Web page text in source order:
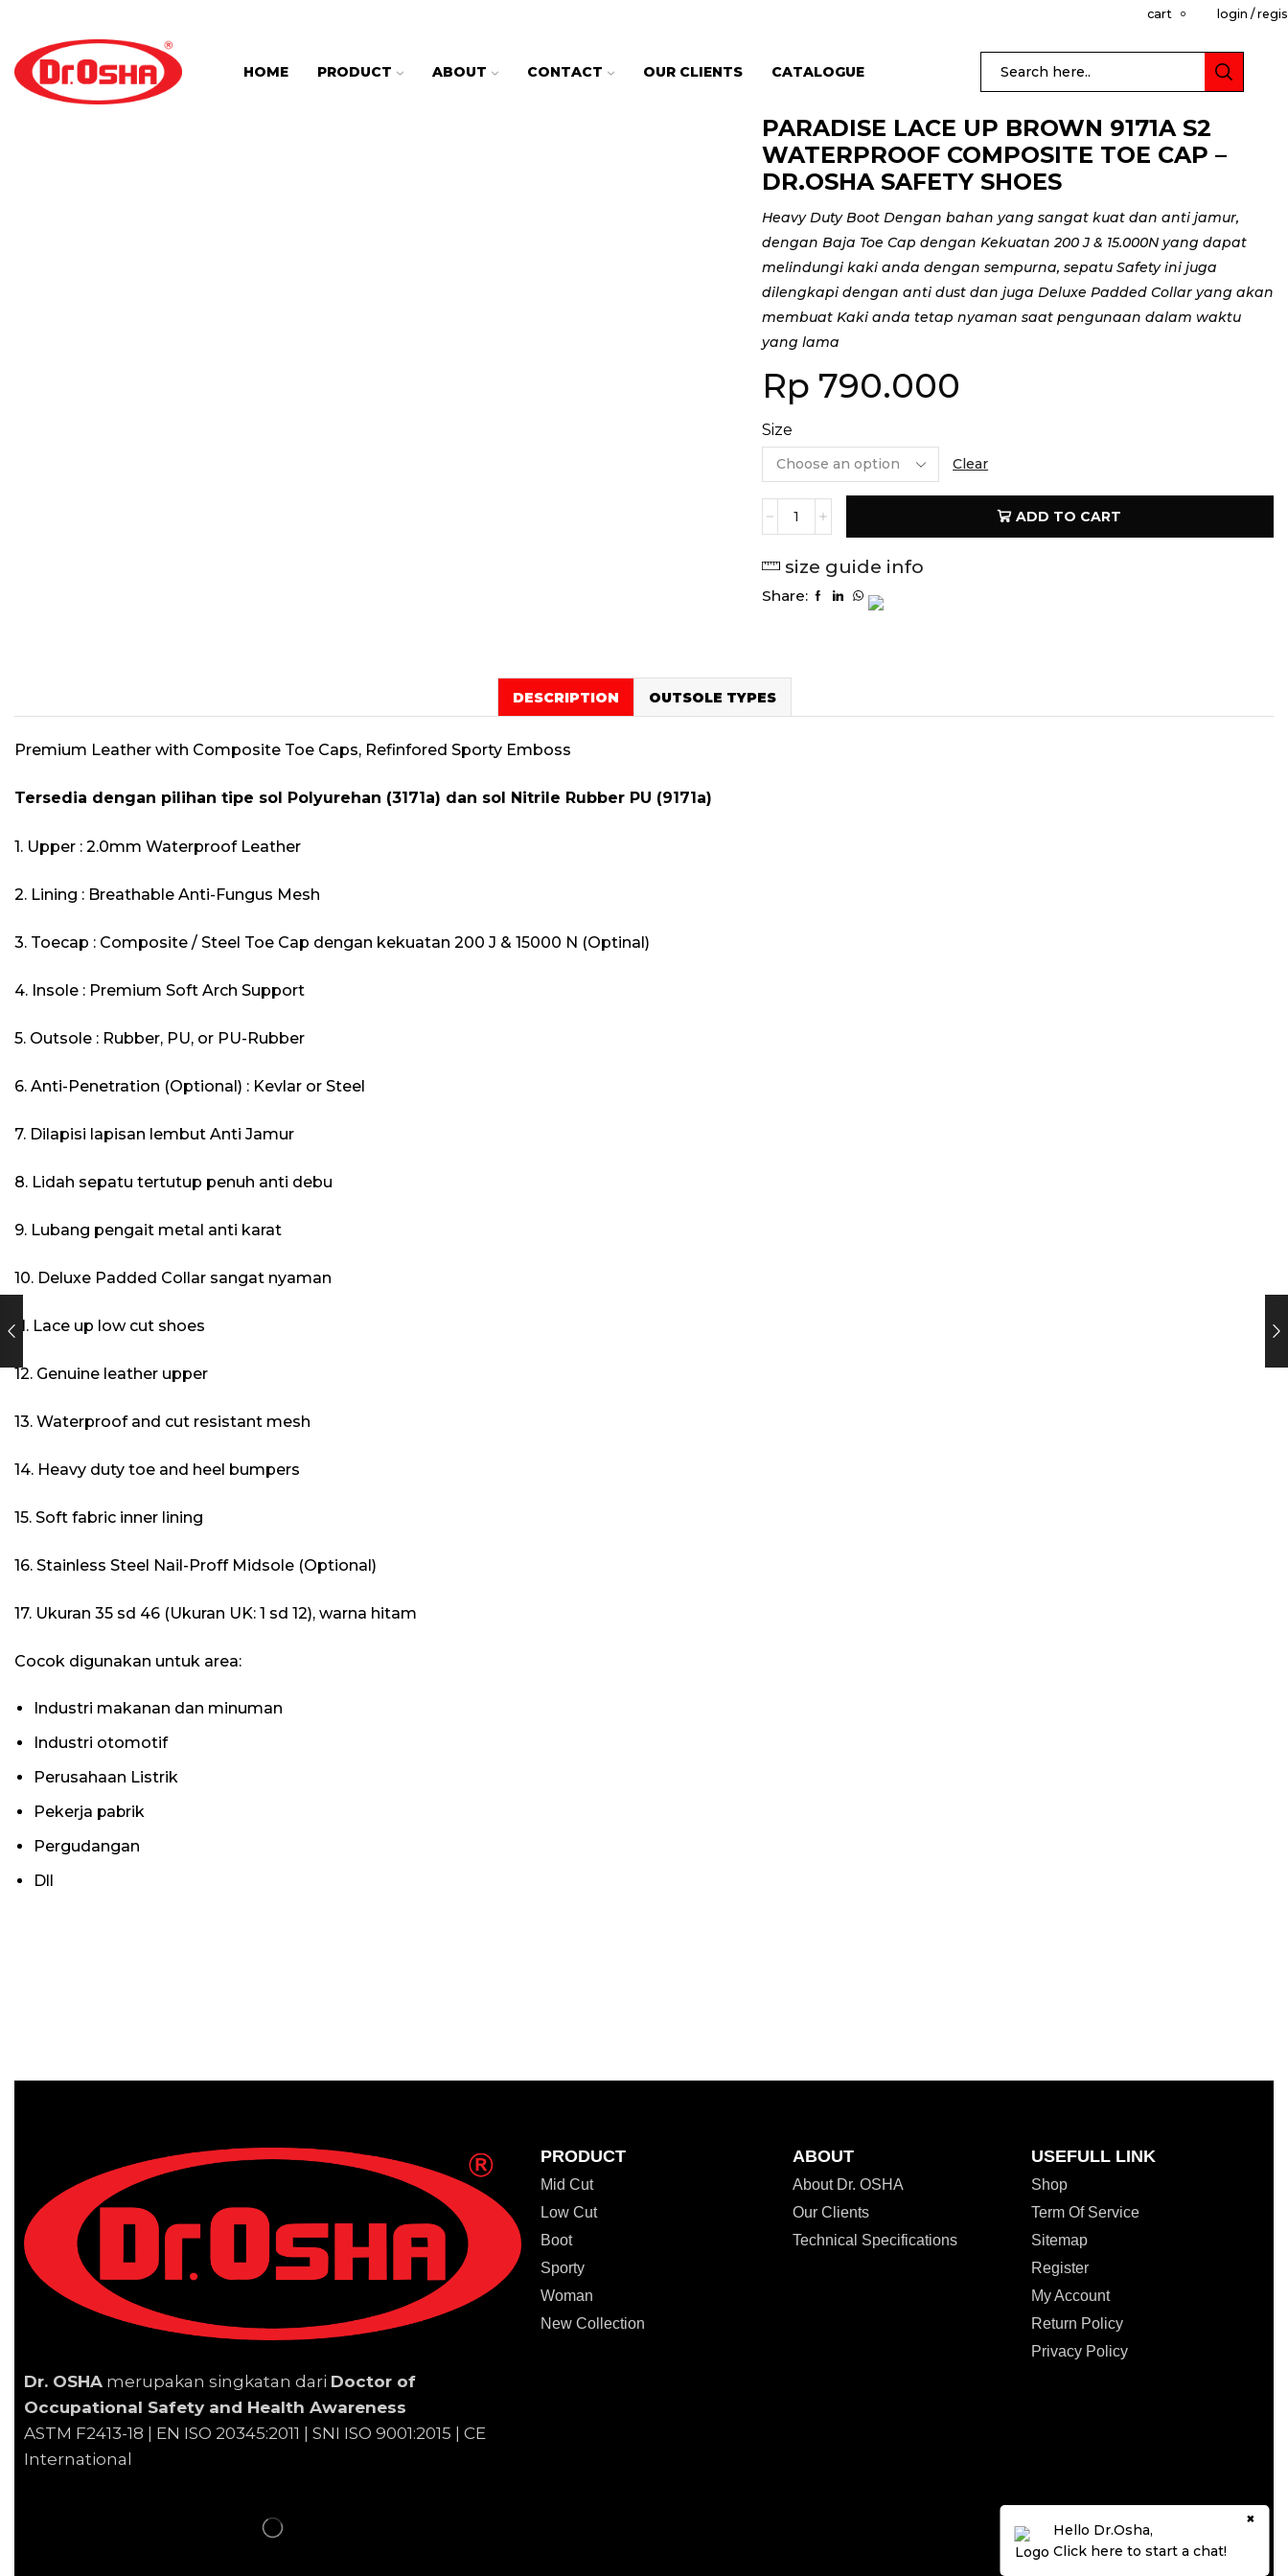
cart 0 login /
HOME PRODUCT ABOUT CONTACT OUR CLIENTS CATALOGUE
PARADISE LACE UP BROWN 9171A S2
WATERPROOF COMPOSITE TOE CAP –
DR.OSHA SAFETY SHOES
Heavy Duty Boot Dengan bahan yang sangat kuat dan anti jamur,
dengan Baja Toe Cap dengan Kekuatan 200 J & 15.000N yang dapat
melindungi kaki anda dengan sempurna, sepatu Safety ini juga
dilengkapi dengan anti dust dan juga Deluxe Padded Collar yang akan
membuat Kaki anda tetap nyaman saat pengunaan dalam waktu
yang lama
Rp 790.000
Size
Clear
ADD TO CART
size guide info
Share:
DESCRIPTION OUTSOLE TYPES
Premium Leather with Composite Toe Caps, Refinfored Sporty Emboss
Tersedia dengan pilihan tipe sol Polyurehan (3171a) dan sol Nitrile Rubber PU (9171a)
1. Upper : 2.0mm Waterproof Leather
2. Lining : Breathable Anti-Fungus Mesh
3. Toecap : Composite / Steel Toe Cap dengan kekuatan 200 J & 15000 N (Optinal)
4. Insole : Premium Soft Arch Support
5. Outsole : Rubber, PU, or PU-Rubber
6. Anti-Penetration (Optional) : Kevlar or Steel
7. Dilapisi lapisan lembut Anti Jamur
8. Lidah sepatu tertutup penuh anti debu
9. Lubang pengait metal anti karat
10. Deluxe Padded Collar sangat nyaman
11. Lace up low cut shoes
12. Genuine leather upper
13. Waterproof and cut resistant mesh
14. Heavy duty toe and heel bumpers
15. Soft fabric inner lining
16. Stainless Steel Nail-Proff Midsole (Optional)
17. Ukuran 35 sd 46 (Ukuran UK: 1 sd 12), warna hitam
Cocok digunakan untuk area:
Industri makanan dan minuman
Industri otomotif
Perusahaan Listrik
Pekerja pabrik
Pergudangan
Dll
Dr. OSHA merupakan singkatan dari Doctor of
Occupational Safety and Health Awareness
ASTM F2413-18 | EN ISO 20345:2011 | SNI ISO 9001:2015 | CE
International
PRODUCT
Mid Cut
Low Cut
Boot
Sporty
Woman
New Collection
ABOUT
About Dr. OSHA
Our Clients
Technical Specifications
USEFULL LINK
Shop
Term Of Service
Sitemap
Register
My Account
Return Policy
Privacy Policy
Hello Dr.Osha,
Click here to start a chat!
×